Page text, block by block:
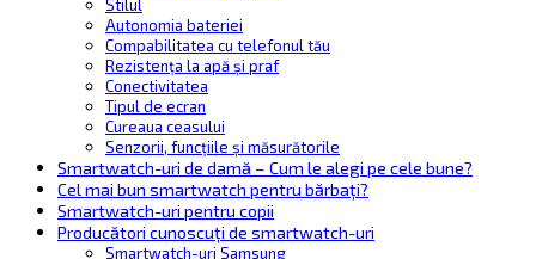
Stilul
Autonomia bateriei
Compabilitatea cu telefonul tău
Rezistența la apă și praf
Conectivitatea
Tipul de ecran
Cureaua ceasului
Senzorii, funcțiile și măsurătorile
Smartwatch-uri de damă – Cum le alegi pe cele bune?
Cel mai bun smartwatch pentru bărbați?
Smartwatch-uri pentru copii
Producători cunoscuți de smartwatch-uri
Smartwatch-uri Samsung